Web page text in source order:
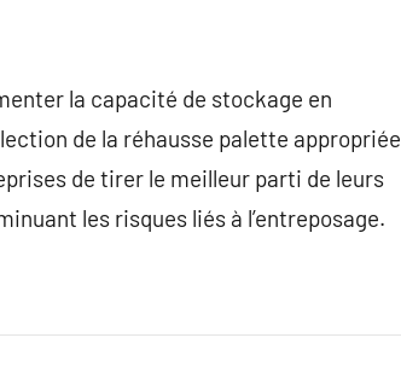
la capacité de stockage en
de la réhausse palette appropriée
de tirer le meilleur parti de leurs
les risques liés à l’entreposage.